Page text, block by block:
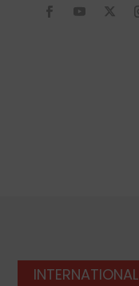
INTERNATIONAL